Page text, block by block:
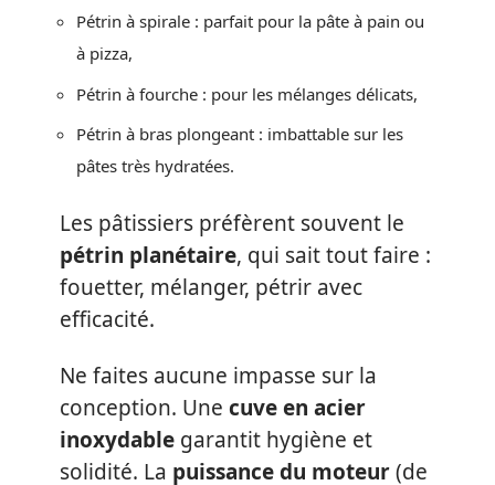
Pétrin à spirale : parfait pour la pâte à pain ou
à pizza,
Pétrin à fourche : pour les mélanges délicats,
Pétrin à bras plongeant : imbattable sur les
pâtes très hydratées.
Les pâtissiers préfèrent souvent le
pétrin planétaire, qui sait tout faire :
fouetter, mélanger, pétrir avec
efficacité.
Ne faites aucune impasse sur la
conception. Une cuve en acier
inoxydable garantit hygiène et
solidité. La puissance du moteur(de